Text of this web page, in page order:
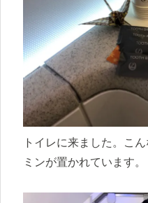
トイレに来ました。こ
ミンが置かれています。